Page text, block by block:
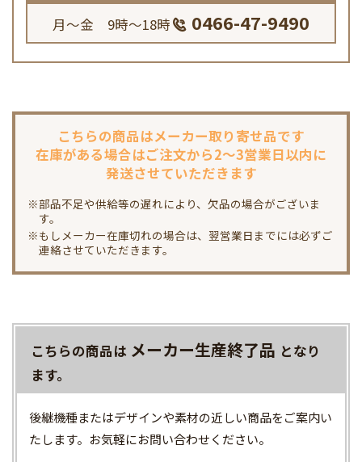
月～金 9時～18時
0466-47-9490
こちらの商品はメーカー取り寄せ品です
在庫がある場合はご注文から2～3営業日以内に
発送させていただきます
※部品不足や供給等の遅れにより、欠品の場合がございま
す。
※もしメーカー在庫切れの場合は、翌営業日までには必ずご
連絡させていただきます。
こちらの商品は メーカー生産終了品 となり
ます。
後継機種またはデザインや素材の近しい商品をご案内い
たします。お気軽にお問い合わせください。